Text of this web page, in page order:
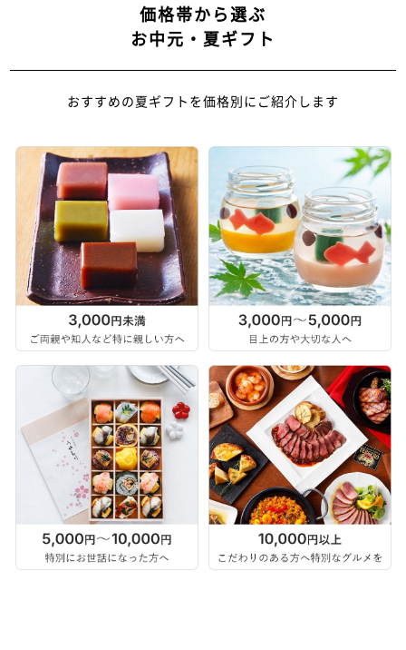
価格帯から選ぶ
お中元・夏ギフト
おすすめの夏ギフトを価格別にご紹介します